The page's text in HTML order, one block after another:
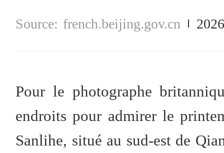
french.beijing.gov.cn
Pour le photographe
endroits pour admirer le
Sanlihe, situé au sud-est de